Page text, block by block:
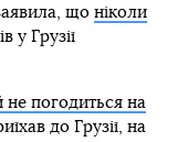
що ніколи
у Грузії
не погодиться на
до Грузії, на